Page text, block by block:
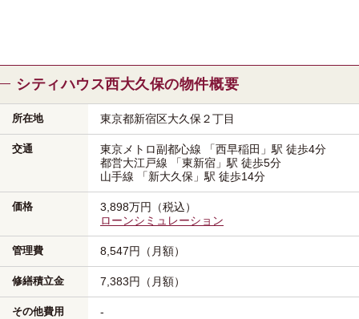
シティハウス西大久保の物件概要
所在地 東京都新宿区大久保２丁目
交通 東京メトロ副都心線 「西早稲田」駅 徒歩4分
都営大江戸線
「東新宿」駅 徒歩5分
山手線
「新大久保」駅 徒歩14分
価格
3,898万円（税込）
ローンシミュレーション
管理費 8,547円（月額）
修繕積立金 7,383円（月額）
その他費用 -